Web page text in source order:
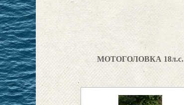
МОТОГОЛОВКА 18л.с.